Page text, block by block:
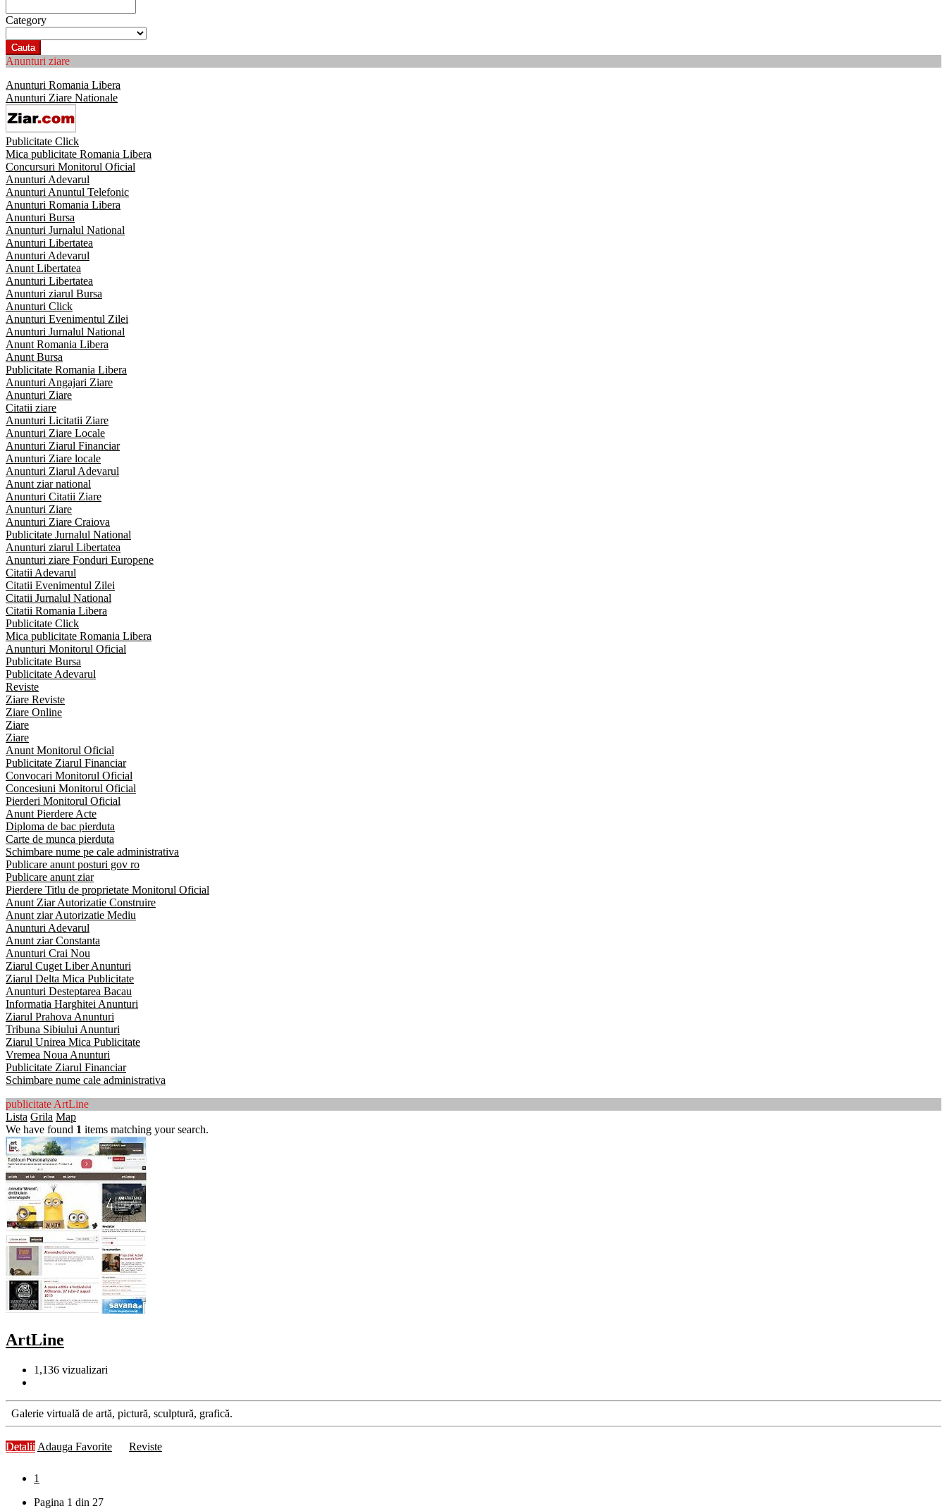
Category
Cauta
Anunturi ziare
Anunturi Romania Libera
Anunturi Ziare Nationale
Publicitate Click
Mica publicitate Romania Libera
Concursuri Monitorul Oficial
Anunturi Adevarul
Anunturi Anuntul Telefonic
Anunturi Romania Libera
Anunturi Bursa
Anunturi Jurnalul National
Anunturi Libertatea
Anunturi Adevarul
Anunt Libertatea
Anunturi Libertatea
Anunturi ziarul Bursa
Anunturi Click
Anunturi Evenimentul Zilei
Anunturi Jurnalul National
Anunt Romania Libera
Anunt Bursa
Publicitate Romania Libera
Anunturi Angajari Ziare
Anunturi Ziare
Citatii ziare
Anunturi Licitatii Ziare
Anunturi Ziare Locale
Anunturi Ziarul Financiar
Anunturi Ziare locale
Anunturi Ziarul Adevarul
Anunt ziar national
Anunturi Citatii Ziare
Anunturi Ziare
Anunturi Ziare Craiova
Publicitate Jurnalul National
Anunturi ziarul Libertatea
Anunturi ziare Fonduri Europene
Citatii Adevarul
Citatii Evenimentul Zilei
Citatii Jurnalul National
Citatii Romania Libera
Publicitate Click
Mica publicitate Romania Libera
Anunturi Monitorul Oficial
Publicitate Bursa
Publicitate Adevarul
Reviste
Ziare Reviste
Ziare Online
Ziare
Ziare
Anunt Monitorul Oficial
Publicitate Ziarul Financiar
Convocari Monitorul Oficial
Concesiuni Monitorul Oficial
Pierderi Monitorul Oficial
Anunt Pierdere Acte
Diploma de bac pierduta
Carte de munca pierduta
Schimbare nume pe cale administrativa
Publicare anunt posturi gov ro
Publicare anunt ziar
Pierdere Titlu de proprietate Monitorul Oficial
Anunt Ziar Autorizatie Construire
Anunt ziar Autorizatie Mediu
Anunturi Adevarul
Anunt ziar Constanta
Anunturi Crai Nou
Ziarul Cuget Liber Anunturi
Ziarul Delta Mica Publicitate
Anunturi Desteptarea Bacau
Informatia Harghitei Anunturi
Ziarul Prahova Anunturi
Tribuna Sibiului Anunturi
Ziarul Unirea Mica Publicitate
Vremea Noua Anunturi
Publicitate Ziarul Financiar
Schimbare nume cale administrativa
publicitate ArtLine
Lista Grila Map
We have found 1 items matching your search.
ArtLine
1,136 vizualizari
Galerie virtuală de artă, pictură, sculptură, grafică.
Detalii Adauga Favorite Reviste
1
Pagina 1 din 27